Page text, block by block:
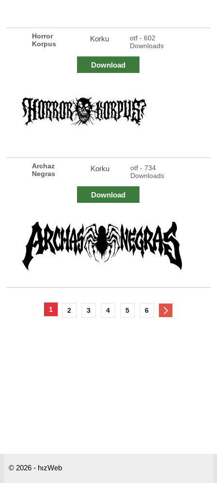
Horror
Korpus
Korku
otf - 602
Downloads
Download
Archaz
Negras
Korku
otf - 734
Downloads
Download
1 2 3 4 5 6
© 2026 - hızWeb